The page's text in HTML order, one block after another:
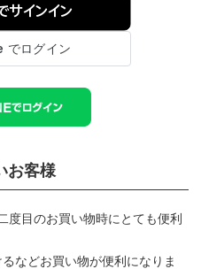
インイン
お客様
度目のお買い物時にとても便利
などお買い物が便利になりま